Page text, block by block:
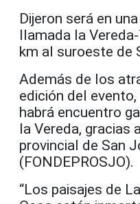
Dijeron será en
llamada la
km al suroeste de
Además de los
edición del
habrá encuentro
la Vereda,
provincial de San
(FONDEPROSJO).
“Los paisajes de